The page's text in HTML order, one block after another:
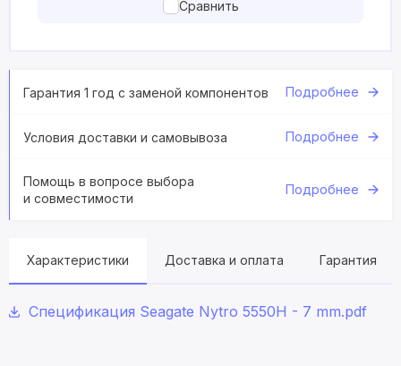
Сравнить
Гарантия 1 год с заменой компонентов Подробнее
Условия доставки и самовывоза Подробнее
Помощь в вопросе выбора
и совместимости
Подробнее
Характеристики Доставка и оплата Гарантия
Спецификация Seagate Nytro 5550H - 7 mm.pdf